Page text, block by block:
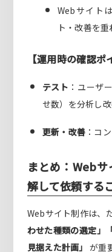
Webサイト
ト・改善を
【運用時の確認ポ
テスト ：ユーザ
せ数）を分析し
更新・改善 ：コ
まとめ：Web
解して依頼する
Webサイト制作は、
わせた種類の選定」
見据えた計画」 が重